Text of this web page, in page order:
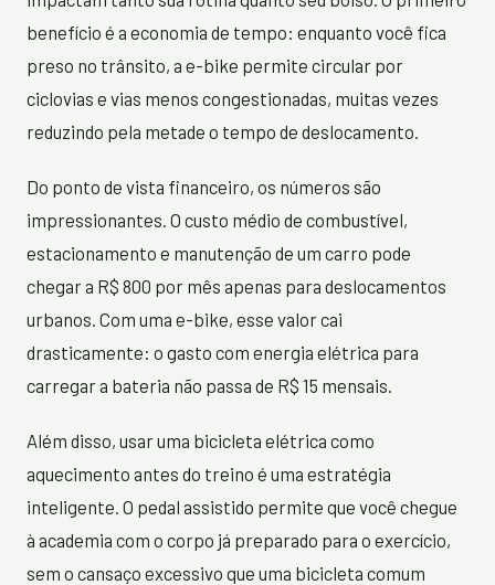
benefício é a economia de tempo: enquanto você fica
preso no trânsito, a e-bike permite circular por
ciclovias e vias menos congestionadas, muitas vezes
reduzindo pela metade o tempo de deslocamento.
Do ponto de vista financeiro, os números são
impressionantes. O custo médio de combustível,
estacionamento e manutenção de um carro pode
chegar a R$ 800 por mês apenas para deslocamentos
urbanos. Com uma e-bike, esse valor cai
drasticamente: o gasto com energia elétrica para
carregar a bateria não passa de R$ 15 mensais.
Além disso, usar uma bicicleta elétrica como
aquecimento antes do treino é uma estratégia
inteligente. O pedal assistido permite que você chegue
à academia com o corpo já preparado para o exercício,
sem o cansaço excessivo que uma bicicleta comum